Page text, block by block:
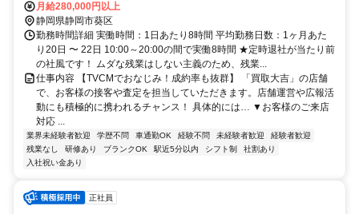
月給280,000円以上
静岡県静岡市葵区
勤務時間詳細 実働時間：1日あたり8時間 平均勤務日数：1ヶ月あた
り20日 〜 22日 10:00～20:00の間で実働8時間 ★定時退社が当たり前
の社風です！ ムダな残業はしない主義のため、残業...
仕事内容 【TVCMでおなじみ！成約率も抜群】 「買取大吉」の店舗
で、お客様の接客や査定を担当していただきます。店舗運営や広報活
動にも積極的に携われるチャンス！ 具体的には… ▼お客様のご来店
対応 ...
業界未経験者歓迎 学歴不問 車通勤OK 経験不問 未経験者歓迎
経験者歓迎
残業なし
研修あり ブランクOK 駅近5分以内 シフト制
社割あり
入社祝い金あり
正社員